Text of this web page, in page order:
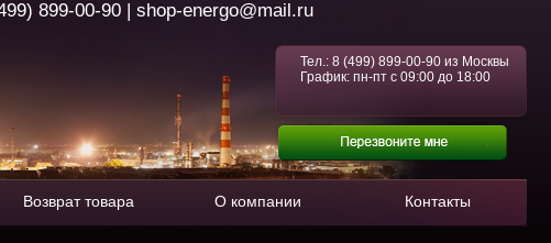
899-00-90 | shop-energo@mail.ru
Тел.: 8 (499) 899-00-90 из Москвы
График: пн-пт с 09:00 до 18:00
Возврат товара О компании Контакты